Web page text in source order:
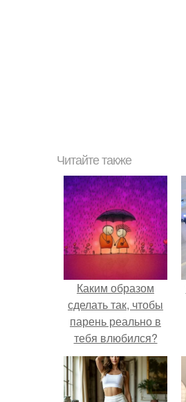
Читайте также
Каким образом
сделать так, чтобы
парень реально в
тебя влюбился?